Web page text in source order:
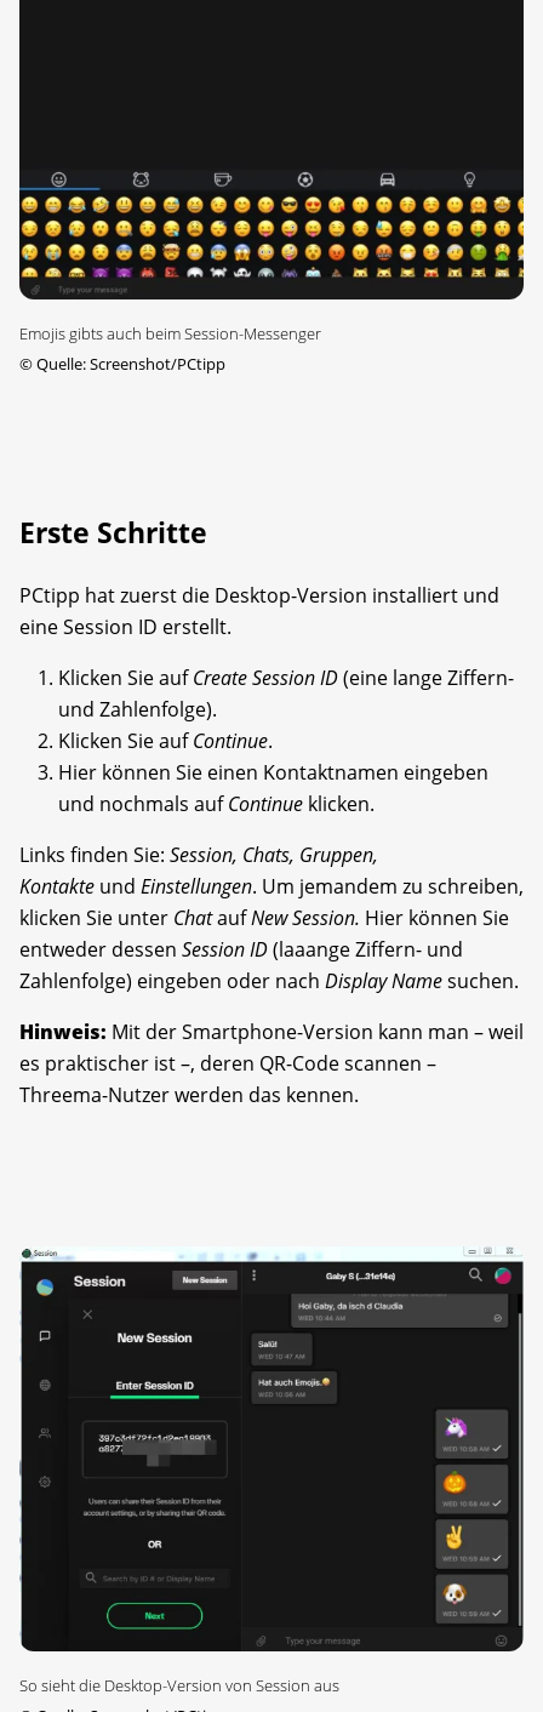
Emojis gibts auch beim Session-Messenger
©Quelle: Screenshot/PCtipp
Erste Schritte
PCtipp hat zuerst die Desktop-Version installiert und
eine Session ID erstellt.
Klicken Sie aufCreate Session ID(eine lange Ziffern-
und Zahlenfolge).
Klicken Sie aufContinue.
Hier können Sie einen Kontaktnamen eingeben
und nochmals aufContinue klicken.
Links finden Sie: Session, Chats, Gruppen,
Kontakte und Einstellungen. Um jemandem zu schreiben,
klicken Sie unter ChataufNew Session. Hier können Sie
entweder dessen Session ID(laaange Ziffern- und
Zahlenfolge) eingeben oder nach Display Namesuchen.
Hinweis: Mit der Smartphone-Version kann man – weil
es praktischer ist –, deren QR-Code scannen –
Threema-Nutzer werden das kennen.
So sieht die Desktop-Version von Session aus